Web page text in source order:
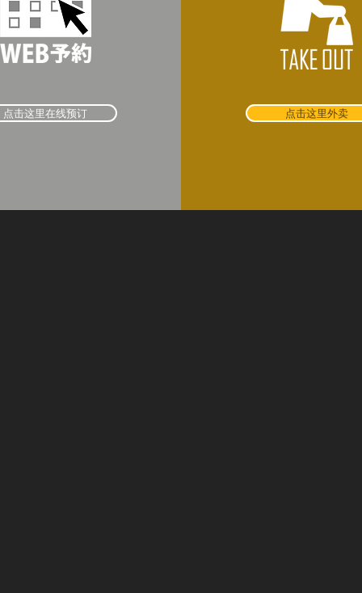
点击这里在线预订 点击这里外卖